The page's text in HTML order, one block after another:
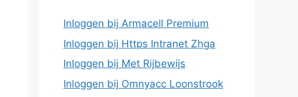
Inloggen bij Armacell Premium
Inloggen bij Https Intranet Zhga
Inloggen bij Met Rijbewijs
Inloggen bij Omnyacc Loonstrook